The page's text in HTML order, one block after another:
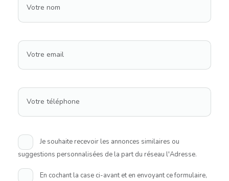
Votre nom
Votre email
Votre téléphone
Je souhaite recevoir les annonces similaires ou
suggestions personnalisées de la part du réseau l'Adresse.
En cochant la case ci-avant et en envoyant ce formulaire,